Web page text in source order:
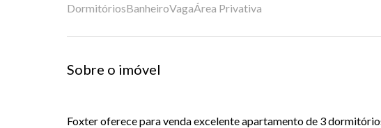
DormitóriosBanheiroVagaÁrea Privativa
Sobre o imóvel
Foxter oferece para venda excelente apartamento de 3